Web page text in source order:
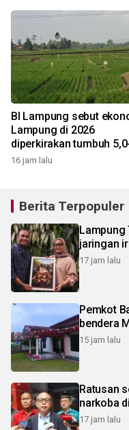
BI Lampung sebut
Lampung di 2026
diperkirakan tumbuh
persen
16 jam lalu
Berita Terpopuler
Lampung
jaringan
17 jam lalu
Pemkot
bendera
15 jam lalu
Ratusan
narkoba
17 jam lalu